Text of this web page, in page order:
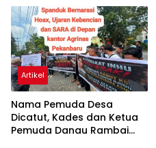
Nasional di Akhir Pekan
Artikel
Nama Pemuda Desa
Dicatut, Kades dan Ketua
Pemuda Danau Rambai